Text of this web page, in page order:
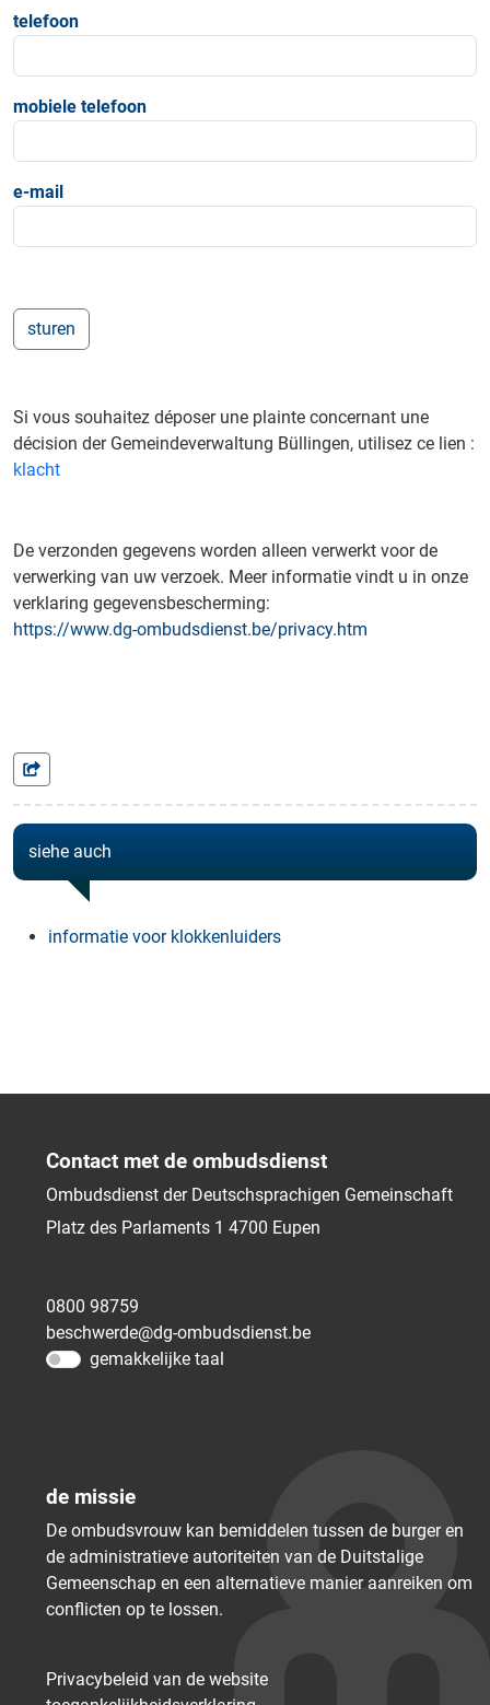
telefoon
mobiele telefoon
e-mail
Si vous souhaitez déposer une plainte concernant une
décision der Gemeindeverwaltung Büllingen, utilisez ce lien :
klacht
De verzonden gegevens worden alleen verwerkt voor de
verwerking van uw verzoek. Meer informatie vindt u in onze
verklaring gegevensbescherming:
https://www.dg-ombudsdienst.be/privacy.htm
siehe auch
informatie voor klokkenluiders
Contact met de ombudsdienst
Ombudsdienst der Deutschsprachigen Gemeinschaft
Platz des Parlaments 1 4700 Eupen
0800 98759
beschwerde@dg-ombudsdienst.be
gemakkelijke taal
de missie
De ombudsvrouw kan bemiddelen tussen de burger en
de administratieve autoriteiten van de Duitstalige
Gemeenschap en een alternatieve manier aanreiken om
conflicten op te lossen.
Privacybeleid van de website